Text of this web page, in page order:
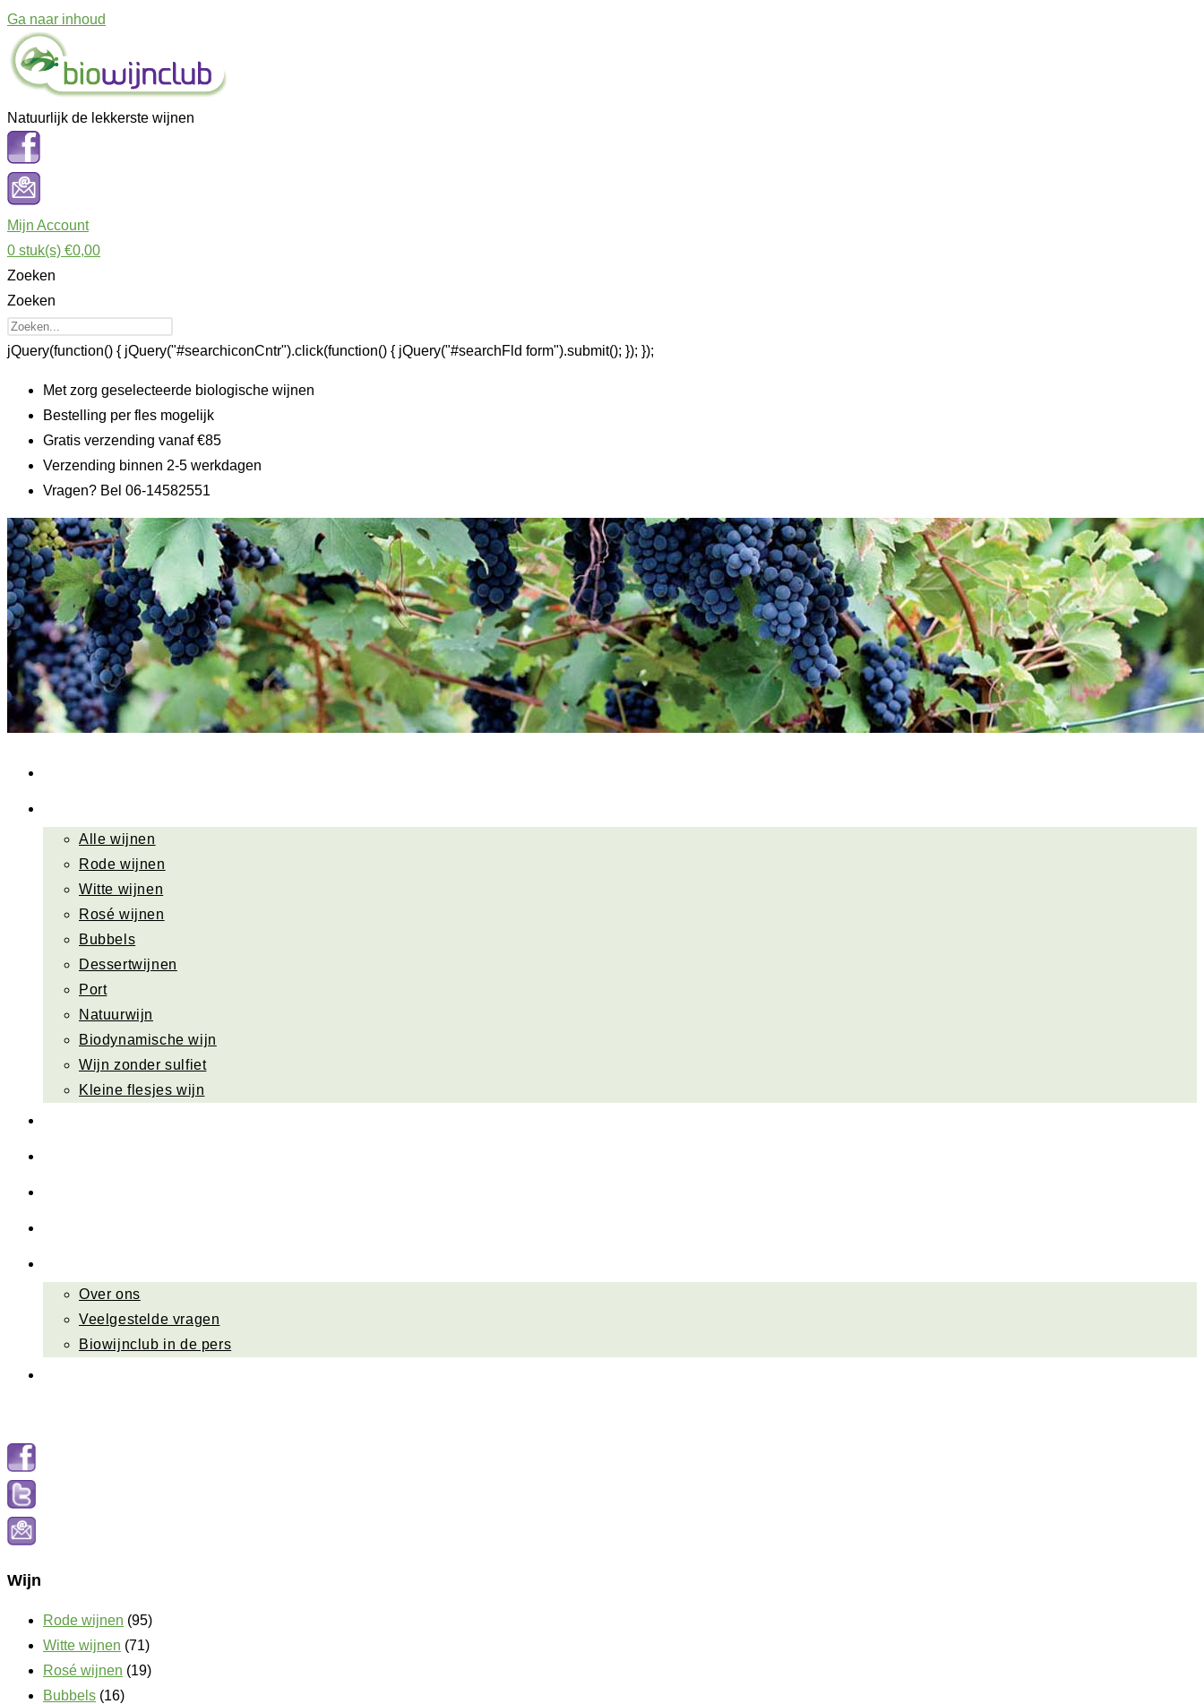
Ga naar inhoud
Natuurlijk de lekkerste wijnen
Mijn Account
0 stuk(s) €0,00
Zoeken
Zoeken
jQuery(function() { jQuery("#searchiconCntr").click(function() { jQuery("#searchFld form").submit(); }); });
Met zorg geselecteerde biologische wijnen
Bestelling per fles mogelijk
Gratis verzending vanaf €85
Verzending binnen 2-5 werkdagen
Vragen? Bel 06-14582551
Alle wijnen
Rode wijnen
Witte wijnen
Rosé wijnen
Bubbels
Dessertwijnen
Port
Natuurwijn
Biodynamische wijn
Wijn zonder sulfiet
Kleine flesjes wijn
Over ons
Veelgestelde vragen
Biowijnclub in de pers
Wijn
Rode wijnen (95)
Witte wijnen (71)
Rosé wijnen (19)
Bubbels (16)